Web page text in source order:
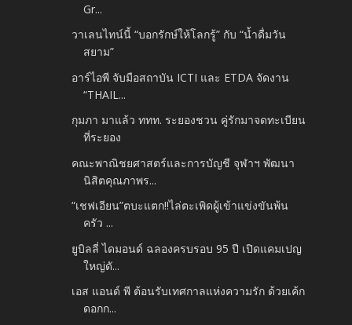
Gr...
วาเลนไทน์นี้ “บอกรักษ์ให้โลกรู้” กับ “น้ำดื่มวัน
สยาม”
อาร์ไอพี จับมือสถาบัน ICTI และ ETDA จัดงาน
“THAIL...
กุมภา มาแล้ว ททท. ระยองชวน คู่รักมาจดทะเบียน
ที่ระยอง
คณะพาณิชยศาสตร์และการบัญชี จุฬาฯ พัฒนา
นิสิตคุณภาพร...
“เชฟเอียน”ตบะแตก!!ไล่ตะเพิดผู้เข้าแข่งขันพ้น
ครัว ...
ยูบิลลี่ ไดมอนด์ ฉลองครบรอบ 95 ปี เปิดแคมเปญ
ใหญ่ดั...
เอส แอนด์ พี ต้อนรับเทศกาลแห่งความรัก ด้วยเค้ก
ดอกก...